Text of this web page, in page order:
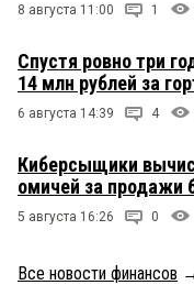
8 августа 11:00 1
Спустя ровно три
14 млн рублей за
6 августа 14:39 4
Киберсыщики
омичей за продажи
5 августа 16:26 0
Все новости финансов